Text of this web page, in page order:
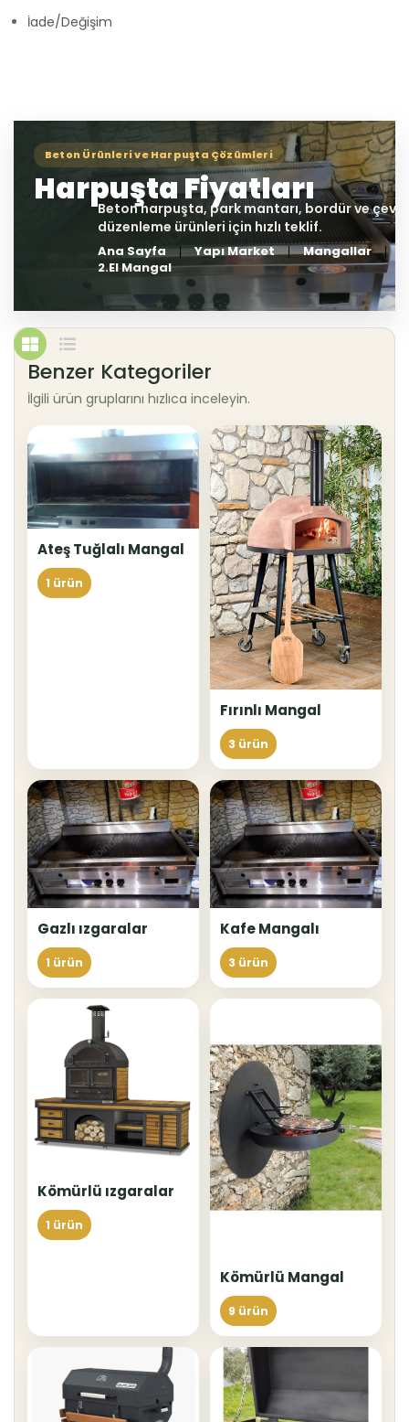
İade/Değişim
Ana Sayfa Yapı Market
Mangallar
2.El Mangal
Benzer Kategoriler
İlgili ürün gruplarını hızlıca inceleyin.
Ateş Tuğlalı Mangal
1 ürün
Fırınlı Mangal
3 ürün
Gazlı ızgaralar
1 ürün
Kafe Mangalı
3 ürün
Kömürlü ızgaralar
1 ürün
Kömürlü Mangal
9 ürün